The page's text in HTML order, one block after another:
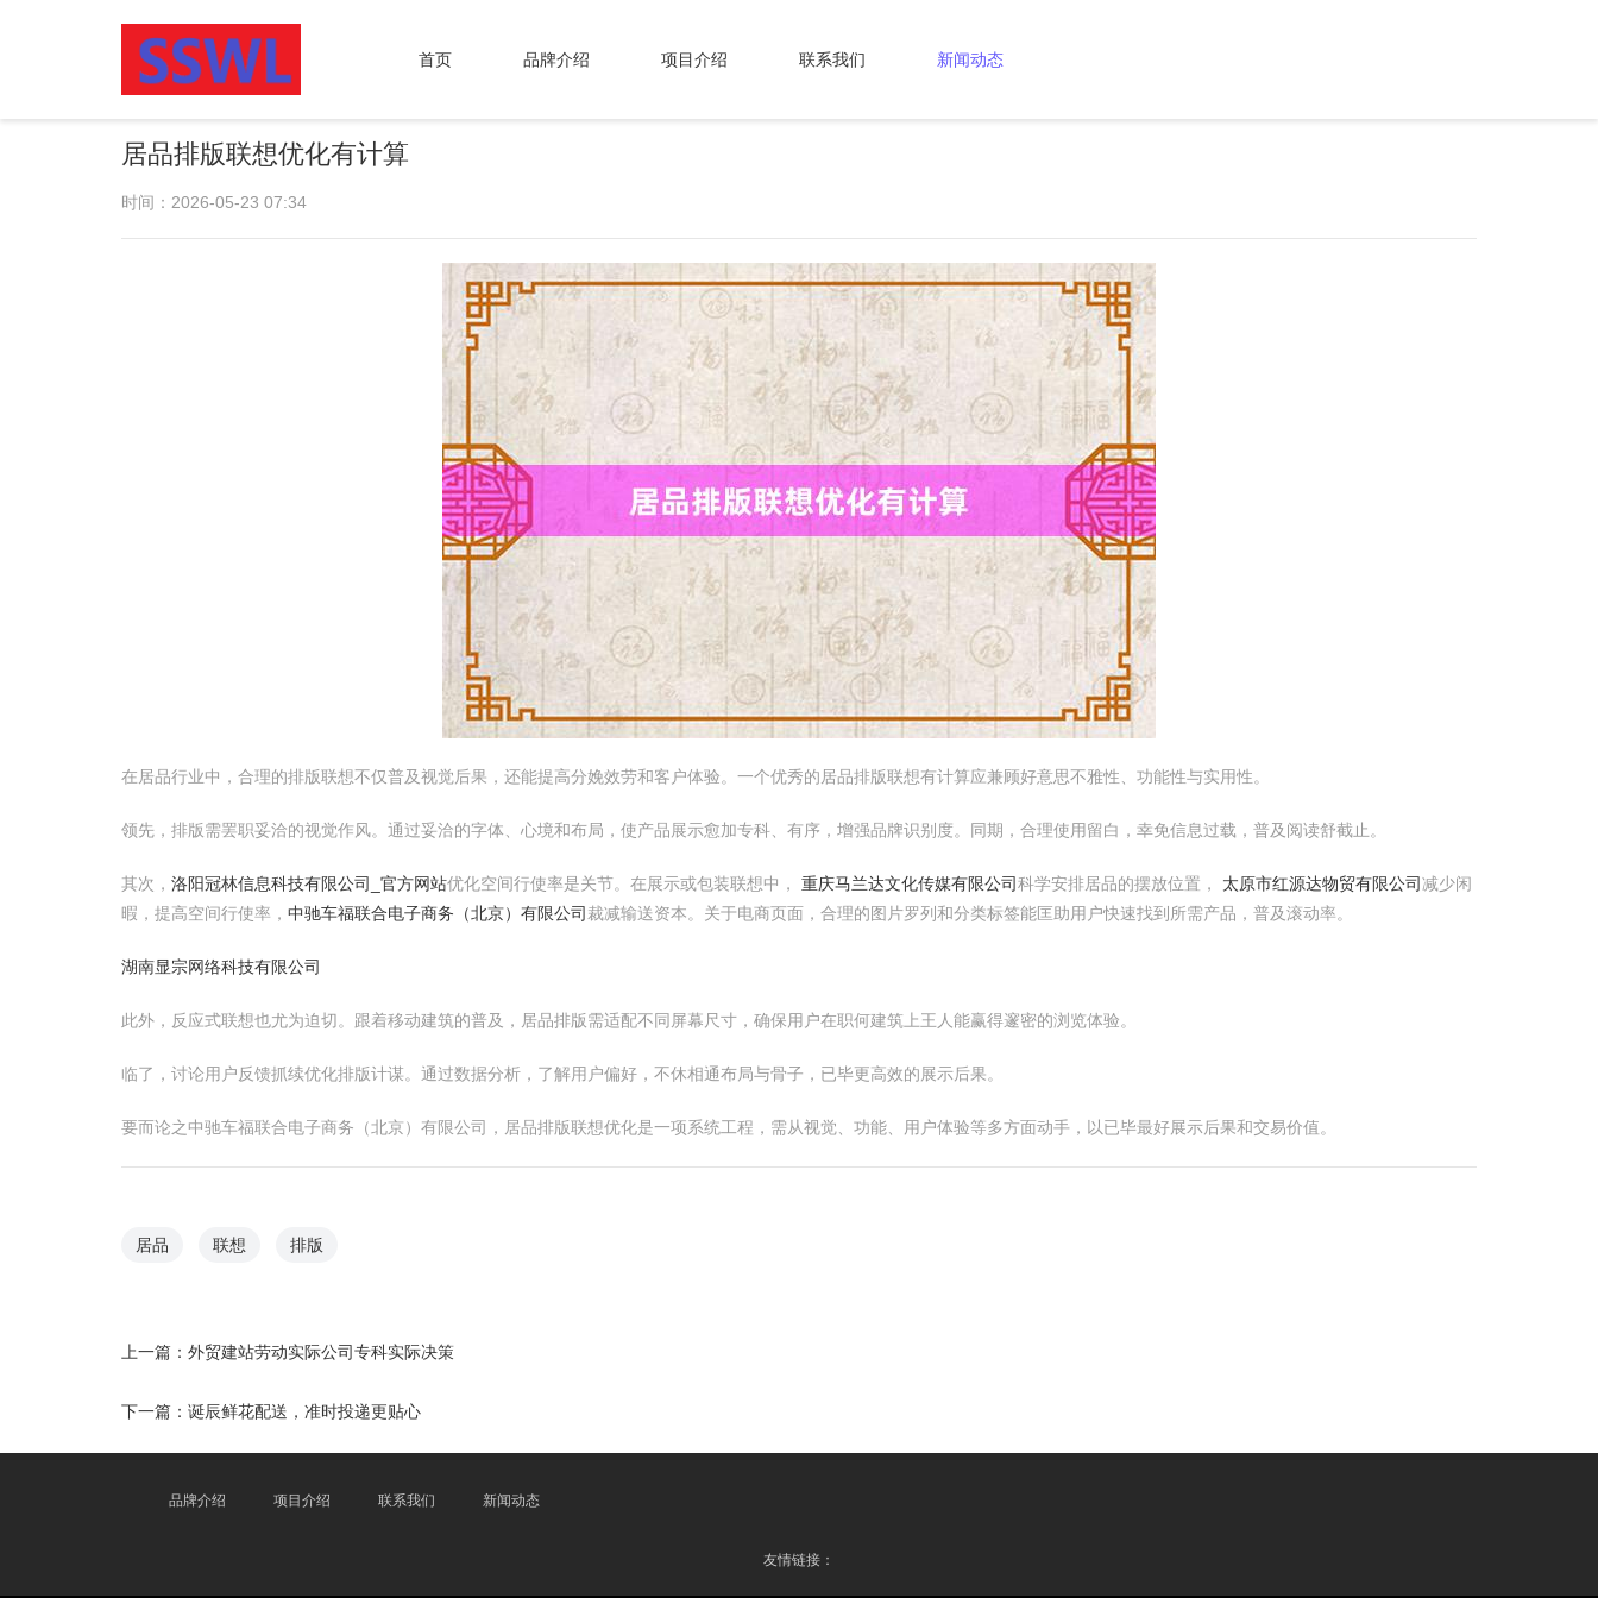
首页 品牌介绍 项目介绍 联系我们 新闻动态
居品排版联想优化有计算
时间：2026-05-23 07:34
在居品行业中，合理的排版联想不仅普及视觉后果，还能提高分娩效劳和客户体验。一个优秀的居品排版联想有计算应兼顾好意思不雅性、功能性与实用性。
领先，排版需罢职妥洽的视觉作风。通过妥洽的字体、心境和布局，使产品展示愈加专科、有序，增强品牌识别度。同期，合理使用留白，幸免信息过载，普及阅读舒截止。
其次， 洛阳冠林信息科技有限公司_官方网站优化空间行使率是关节。在展示或包装联想中， 重庆马兰达文化传媒有限公司科学安排居品的摆放位置， 太原市红源达物贸有限公司减少闲
暇，提高空间行使率， 中驰车福联合电子商务（北京）有限公司 裁减输送资本。关于电商页面，合理的图片罗列和分类标签能匡助用户快速找到所需产品，普及滚动率。
湖南显宗网络科技有限公司
此外，反应式联想也尤为迫切。跟着移动建筑的普及，居品排版需适配不同屏幕尺寸，确保用户在职何建筑上王人能赢得邃密的浏览体验。
临了，讨论用户反馈抓续优化排版计谋。通过数据分析，了解用户偏好，不休相通布局与骨子，已毕更高效的展示后果。
要而论之中驰车福联合电子商务（北京）有限公司，居品排版联想优化是一项系统工程，需从视觉、功能、用户体验等多方面动手，以已毕最好展示后果和交易价值。
居品 联想 排版
上一篇： 外贸建站劳动实际公司专科实际决策
下一篇： 诞辰鲜花配送，准时投递更贴心
品牌介绍 项目介绍 联系我们 新闻动态
友情链接：